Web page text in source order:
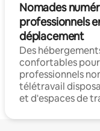
Nomades
professionnels
déplacement
Des
confortables
professionnels
télétravail
et d'espaces de